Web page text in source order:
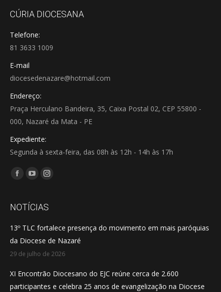
CÚRIA DIOCESANA
Telefone:
81 3633 1009
E-mail
diocesedenazare@hotmail.com
Endereço:
Praça Herculano Bandeira, 35, Caixa Postal 02, CEP 55800 -
000, Nazaré da Mata - PE
Expediente:
Segunda à sexta-feira, das 08h às 12h - 14h às 17h
Encontre-nos em:
Facebook
opens
new
window
YouTube
opens
new
window
Instagram
opens
new
window
NOTÍCIAS
13º TLC fortalece presença do movimento em mais paróquias
da Diocese de Nazaré
29 de julho de 2026
XI Encontrão Diocesano do EJC reúne cerca de 2.600
participantes e celebra 25 anos de evangelização na Diocese